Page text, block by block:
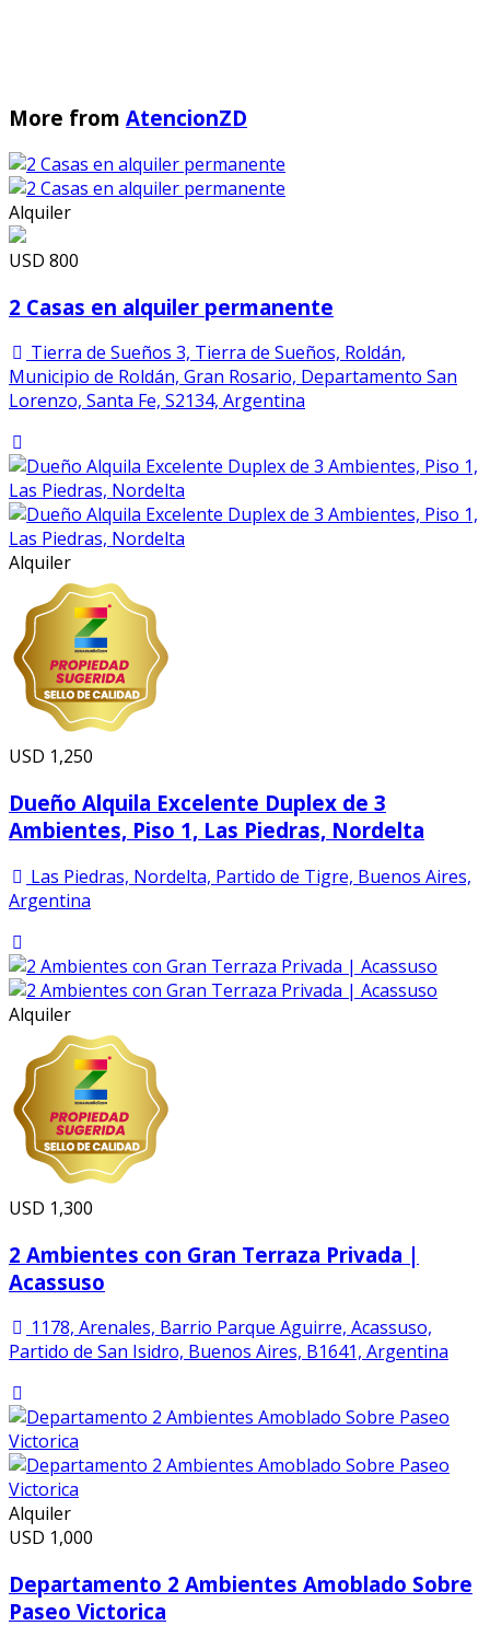
More from AtencionZD
Alquiler
USD 800
2 Casas en alquiler permanente
Tierra de Sueños 3, Tierra de Sueños, Roldán,
Municipio de Roldán, Gran Rosario, Departamento San
Lorenzo, Santa Fe, S2134, Argentina
Alquiler
USD 1,250
Dueño Alquila Excelente Duplex de 3
Ambientes, Piso 1, Las Piedras, Nordelta
Las Piedras, Nordelta, Partido de Tigre, Buenos Aires,
Argentina
Alquiler
USD 1,300
2 Ambientes con Gran Terraza Privada |
Acassuso
1178, Arenales, Barrio Parque Aguirre, Acassuso,
Partido de San Isidro, Buenos Aires, B1641, Argentina
Alquiler
USD 1,000
Departamento 2 Ambientes Amoblado Sobre
Paseo Victorica